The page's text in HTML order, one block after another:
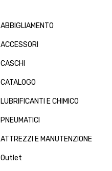
ABBIGLIAMENTO
ACCESSORI
CASCHI
CATALOGO
LUBRIFICANTI E CHIMICO
PNEUMATICI
ATTREZZI E MANUTENZIONE
Outlet